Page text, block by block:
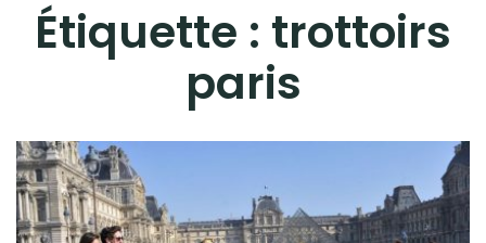
Étiquette : trottoirs
paris